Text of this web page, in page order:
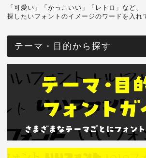
「可愛い」「かっこいい」「レトロ」など、
探したいフォントのイメージのワードを入れ
テーマ・目的から探す